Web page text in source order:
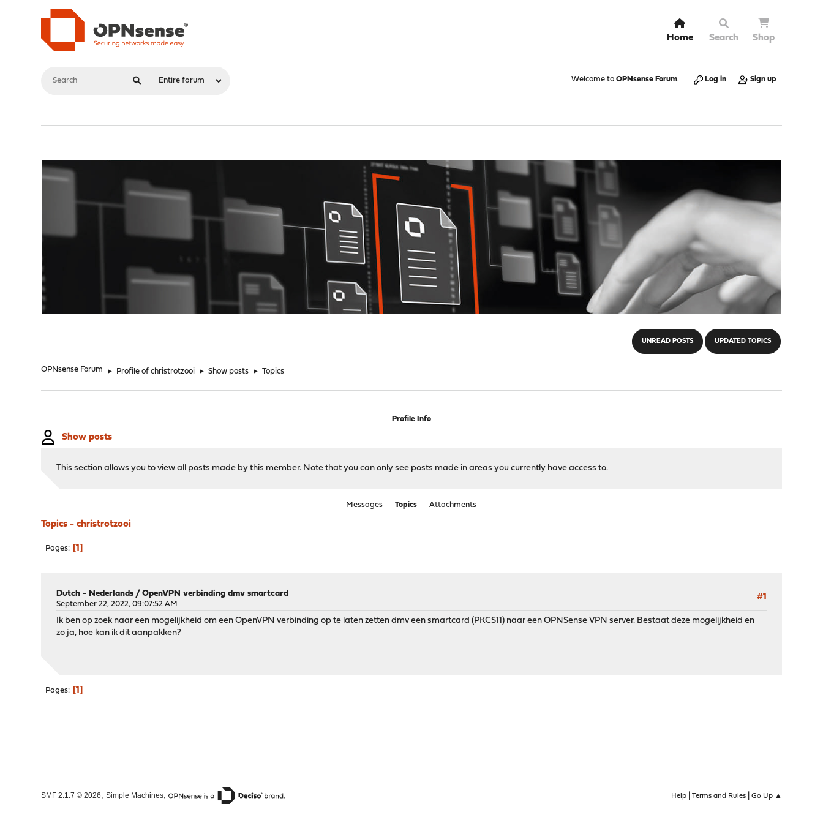
Home Search Shop
Welcome to OPNsense Forum. Log in Sign up
UNREAD POSTS UPDATED TOPICS
OPNsense Forum ► Profile of christrotzooi ► Show posts ► Topics
Profile Info
Show posts
This section allows you to view all posts made by this member. Note that you can only see posts made in areas you currently have access to.
Messages Topics Attachments
Topics - christrotzooi
Pages 1
#1
Dutch - Nederlands /OpenVPN verbinding dmv smartcard
September 22, 2022, 09:07:52 AM
Ik ben op zoek naar een mogelijkheid om een OpenVPN verbinding op te laten zetten dmv een smartcard (PKCS11) naar een OPNSense VPN server. Bestaat deze mogelijkheid en
zo ja, hoe kan ik dit aanpakken?
Pages 1
Help| Terms and Rules| Go Up ▲
SMF 2.1.7 © 2026,Simple Machines,